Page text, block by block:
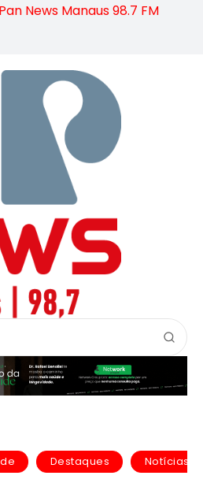
News Manaus 98.7 FM
Destaques Notícias